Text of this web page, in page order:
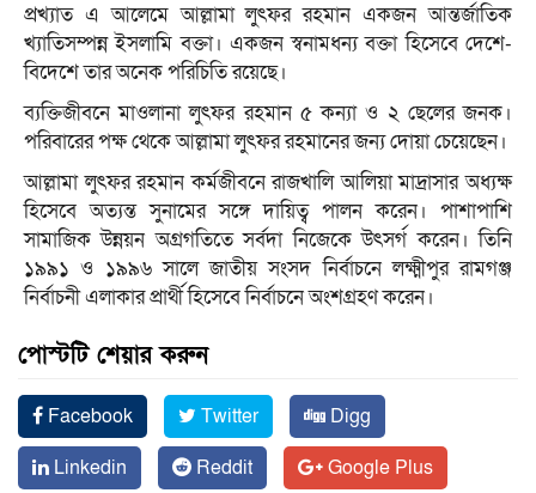
প্রখ্যাত এ আলেমে আল্লামা লুৎফর রহমান একজন আন্তর্জাতিক
খ্যাতিসম্পন্ন ইসলামি বক্তা। একজন স্বনামধন্য বক্তা হিসেবে দেশে-
বিদেশে তার অনেক পরিচিতি রয়েছে।
ব্যক্তিজীবনে মাওলানা লুৎফর রহমান ৫ কন্যা ও ২ ছেলের জনক।
পরিবারের পক্ষ থেকে আল্লামা লুৎফর রহমানের জন্য দোয়া চেয়েছেন।
আল্লামা লুৎফর রহমান কর্মজীবনে রাজখালি আলিয়া মাদ্রাসার অধ্যক্ষ
হিসেবে অত্যন্ত সুনামের সঙ্গে দায়িত্ব পালন করেন। পাশাপাশি
সামাজিক উন্নয়ন অগ্রগতিতে সর্বদা নিজেকে উৎসর্গ করেন। তিনি
১৯৯১ ও ১৯৯৬ সালে জাতীয় সংসদ নির্বাচনে লক্ষ্মীপুর রামগঞ্জ
নির্বাচনী এলাকার প্রার্থী হিসেবে নির্বাচনে অংশগ্রহণ করেন।
পোস্টটি শেয়ার করুন
Facebook Twitter
Digg
Linkedin
Reddit
Google Plus